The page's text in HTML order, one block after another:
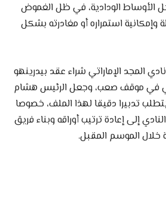
الأوساط الودادية، في ظل الغموض
استمراره أو مغادرته بشكل
المجد الإماراتي شراء عقد بيدرينهو
في موقف صعب، وجعل الرئيس هشام
تدبيرا دقيقا لهذا الملف، خصوصا
إلى إعادة ترتيب أوراقه وبناء فريق
الموسم المقبل.